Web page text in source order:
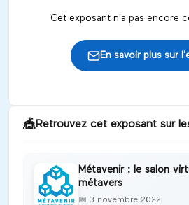
Cet exposant n'a pas encore
En savoir plus sur
🎪Retrouvez cet exposant sur
Métavenir : le salon
métavers
📅 3 novembre 2022